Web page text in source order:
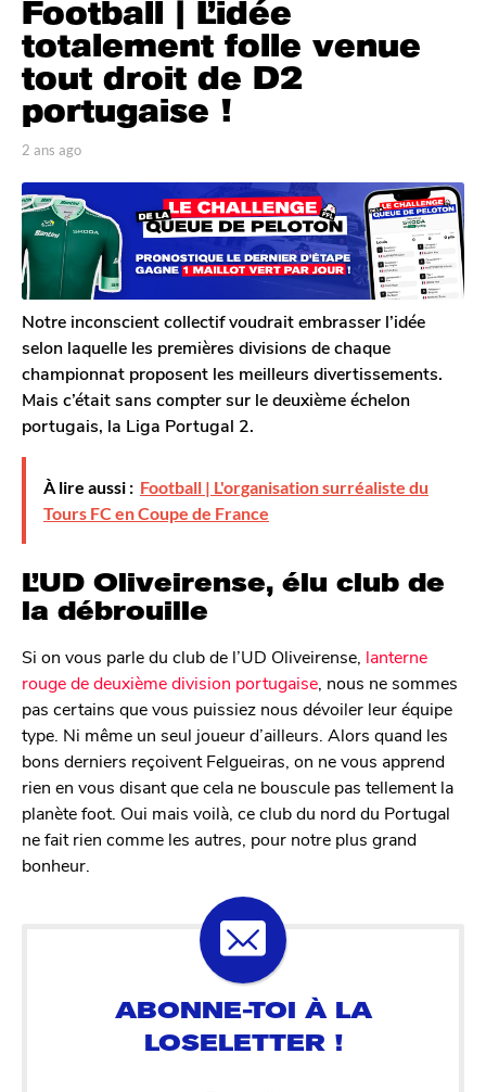
a
n
s
a
g
a
n
s
a
g
o
Football | L’idée
totalement folle venue
tout droit de D2
portugaise !
p
r
T
o
m
G
a
l
r
o
n
2 ans ago
s
a
Notre inconscient collectif voudrait embrasser l’idée
selon laquelle les premières divisions de chaque
championnat proposent les meilleurs divertissements.
Mais c’était sans compter sur le deuxième échelon
portugais, la Liga Portugal 2.
À lire aussi : Football | L'organisation surréaliste du
Tours FC en Coupe de France
L’UD Oliveirense, élu club de
la débrouille
Si on vous parle du club de l’UD Oliveirense, lanterne
rouge de deuxième division portugaise, nous ne sommes
pas certains que vous puissiez nous dévoiler leur équipe
type. Ni même un seul joueur d’ailleurs. Alors quand les
bons derniers reçoivent Felgueiras, on ne vous apprend
rien en vous disant que cela ne bouscule pas tellement la
planète foot. Oui mais voilà, ce club du nord du Portugal
ne fait rien comme les autres, pour notre plus grand
bonheur.